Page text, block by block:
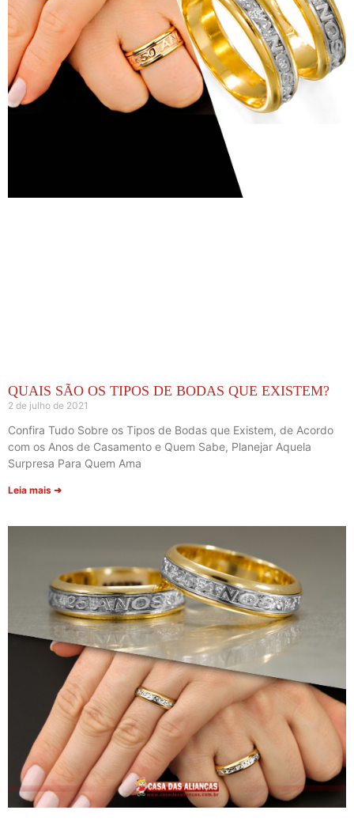
QUAIS SÃO OS TIPOS DE BODAS QUE EXISTEM?
2 de julho de 2021
Confira Tudo Sobre os Tipos de Bodas que Existem, de Acordo
com os Anos de Casamento e Quem Sabe, Planejar Aquela
Surpresa Para Quem Ama
Leia mais ➜